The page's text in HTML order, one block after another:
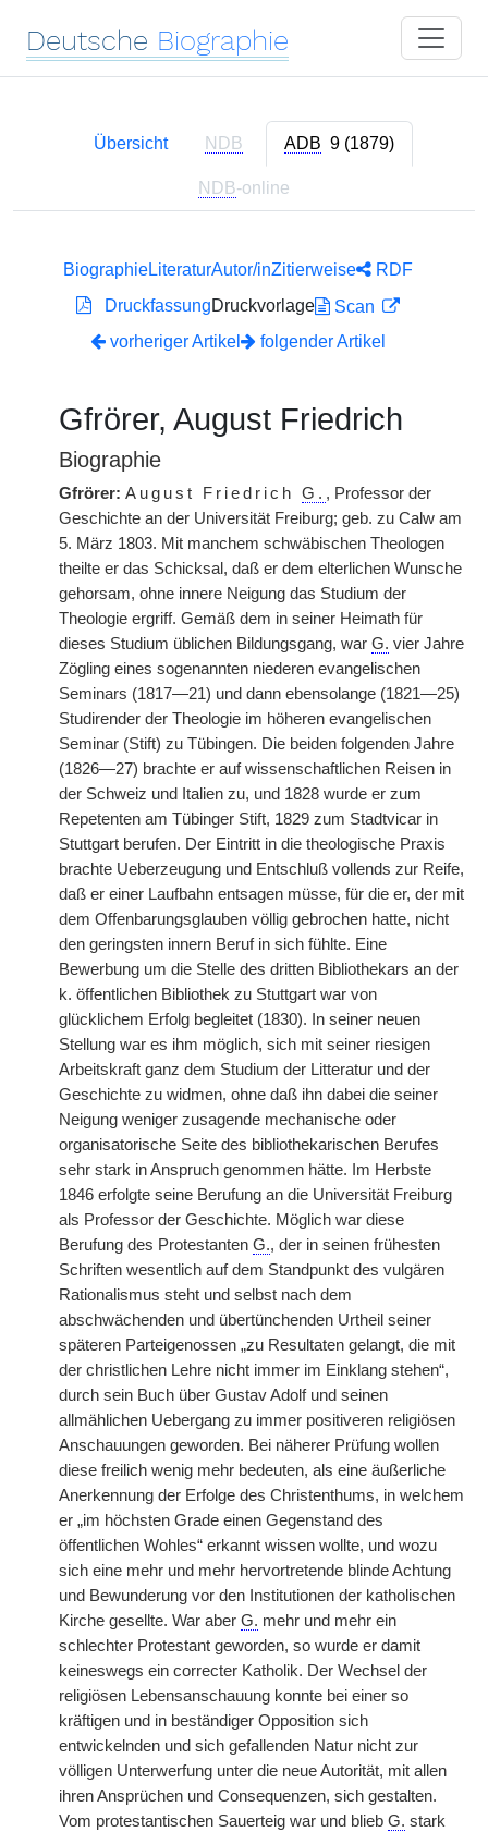
Deutsche Biographie
Übersicht NDB ADB 9 (1879)
NDB-online
BiographieLiteraturAutor/inZitierweise
RDF
DruckfassungDruckvorlage
Scan
vorheriger Artikel
folgender Artikel
Gfrörer, August Friedrich
Biographie
Gfrörer: August Friedrich G. , Professor der
Geschichte an der Universität Freiburg; geb. zu Calw am
5. März 1803. Mit manchem schwäbischen Theologen
theilte er das Schicksal, daß er dem elterlichen Wunsche
gehorsam, ohne innere Neigung das Studium der
Theologie ergriff. Gemäß dem in seiner Heimath für
dieses Studium üblichen Bildungsgang, war G. vier Jahre
Zögling eines sogenannten niederen evangelischen
Seminars (1817—21) und dann ebensolange (1821—25)
Studirender der Theologie im höheren evangelischen
Seminar (Stift) zu Tübingen. Die beiden folgenden Jahre
(1826—27) brachte er auf wissenschaftlichen Reisen in
der Schweiz und Italien zu, und 1828 wurde er zum
Repetenten am Tübinger Stift, 1829 zum Stadtvicar in
Stuttgart berufen. Der Eintritt in die theologische Praxis
brachte Ueberzeugung und Entschluß vollends zur Reife,
daß er einer Laufbahn entsagen müsse, für die er, der mit
dem Offenbarungsglauben völlig gebrochen hatte, nicht
den geringsten innern Beruf in sich fühlte. Eine
Bewerbung um die Stelle des dritten Bibliothekars an der
k. öffentlichen Bibliothek zu Stuttgart war von
glücklichem Erfolg begleitet (1830). In seiner neuen
Stellung war es ihm möglich, sich mit seiner riesigen
Arbeitskraft ganz dem Studium der Litteratur und der
Geschichte zu widmen, ohne daß ihn dabei die seiner
Neigung weniger zusagende mechanische oder
organisatorische Seite des bibliothekarischen Berufes
sehr stark in Anspruch genommen hätte. Im Herbste
1846 erfolgte seine Berufung an die Universität Freiburg
als Professor der Geschichte. Möglich war diese
Berufung des Protestanten G., der in seinen frühesten
Schriften wesentlich auf dem Standpunkt des vulgären
Rationalismus steht und selbst nach dem
abschwächenden und übertünchenden Urtheil seiner
späteren Parteigenossen „zu Resultaten gelangt, die mit
der christlichen Lehre nicht immer im Einklang stehen“,
durch sein Buch über Gustav Adolf und seinen
allmählichen Uebergang zu immer positiveren religiösen
Anschauungen geworden. Bei näherer Prüfung wollen
diese freilich wenig mehr bedeuten, als eine äußerliche
Anerkennung der Erfolge des Christenthums, in welchem
er „im höchsten Grade einen Gegenstand des
öffentlichen Wohles“ erkannt wissen wollte, und wozu
sich eine mehr und mehr hervortretende blinde Achtung
und Bewunderung vor den Institutionen der katholischen
Kirche gesellte. War aber G. mehr und mehr ein
schlechter Protestant geworden, so wurde er damit
keineswegs ein correcter Katholik. Der Wechsel der
religiösen Lebensanschauung konnte bei einer so
kräftigen und in beständiger Opposition sich
entwickelnden und sich gefallenden Natur nicht zur
völligen Unterwerfung unter die neue Autorität, mit allen
ihren Ansprüchen und Consequenzen, sich gestalten.
Vom protestantischen Sauerteig war und blieb G. stark